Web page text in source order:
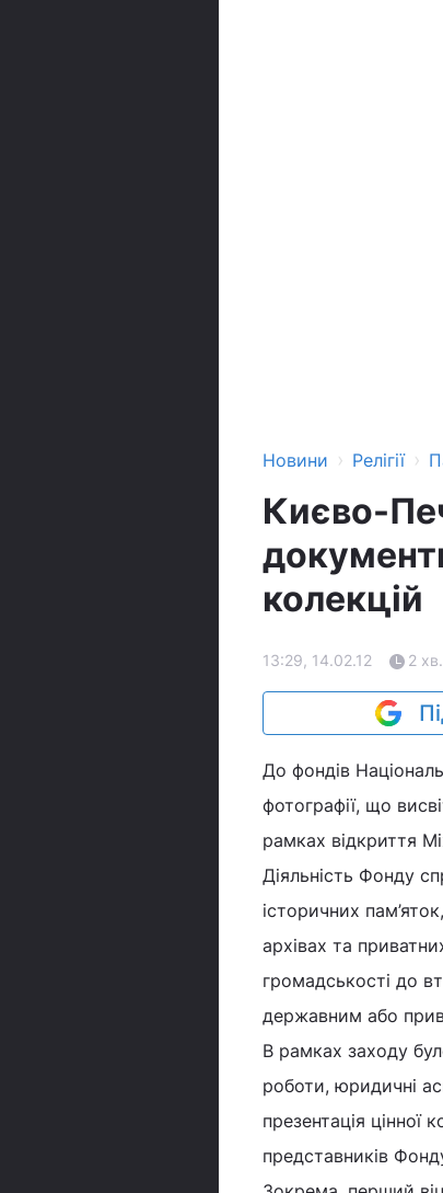
Новини › Релігії ›
Києво-
колекцій
13:29, 14.02.12 2 хв.
До фондів
фотографії, що
рамках відкриття
Діяльність Фонду
історичних
архівах та
громадськості до
державним або
В рамках заходу
роботи, юридичні
презентація цінної
представників